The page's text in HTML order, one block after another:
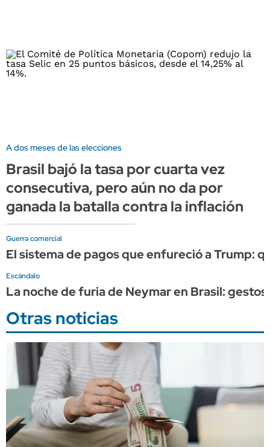
A dos meses de las elecciones
Brasil bajó la tasa por cuarta vez
consecutiva, pero aún no da por
ganada la batalla contra la inflación
Guerra comercial
El sistema de pagos que enfureció a Trump:
Escándalo
La noche de furia de Neymar en Brasil:
Otras noticias